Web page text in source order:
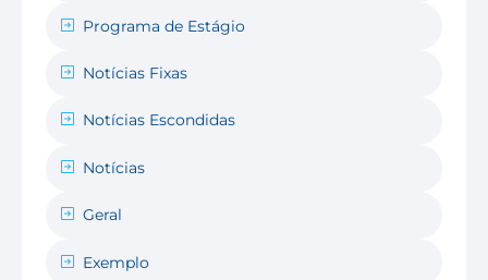
Programa de Estágio
Notícias Fixas
Notícias Escondidas
Notícias
Geral
Exemplo